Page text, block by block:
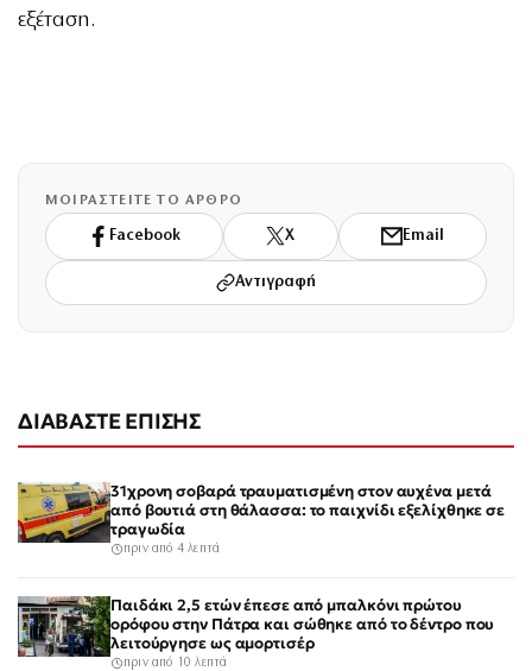
εξέταση.
ΜΟΙΡΑΣΤΕΙΤΕ ΤΟ ΑΡΘΡΟ
Facebook X Email
Αντιγραφή
ΔΙΑΒΑΣΤΕ ΕΠΙΣΗΣ
31χρονη σοβαρά τραυματισμένη στον αυχένα μετά
από βουτιά στη θάλασσα: το παιχνίδι εξελίχθηκε σε
τραγωδία
πριν από 4 λεπτά
Παιδάκι 2,5 ετών έπεσε από μπαλκόνι πρώτου
ορόφου στην Πάτρα και σώθηκε από το δέντρο που
λειτούργησε ως αμορτισέρ
πριν από 10 λεπτά